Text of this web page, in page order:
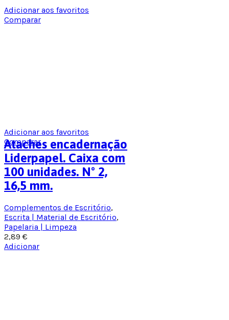
Adicionar aos favoritos
Comparar
Adicionar aos favoritos
Comparar
Ataches encadernação
Liderpapel. Caixa com
100 unidades. Nº 2,
16,5 mm.
Complementos de Escritório,
Escrita | Material de Escritório,
Papelaria | Limpeza
2,89 €
Adicionar